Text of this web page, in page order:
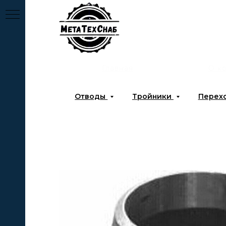
Отводы Тройники